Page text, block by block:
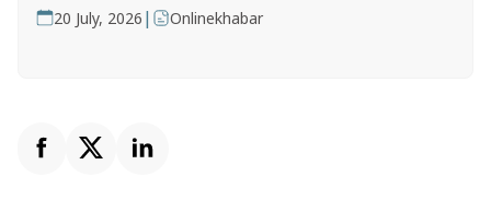
20 July, 2026 | Onlinekhabar